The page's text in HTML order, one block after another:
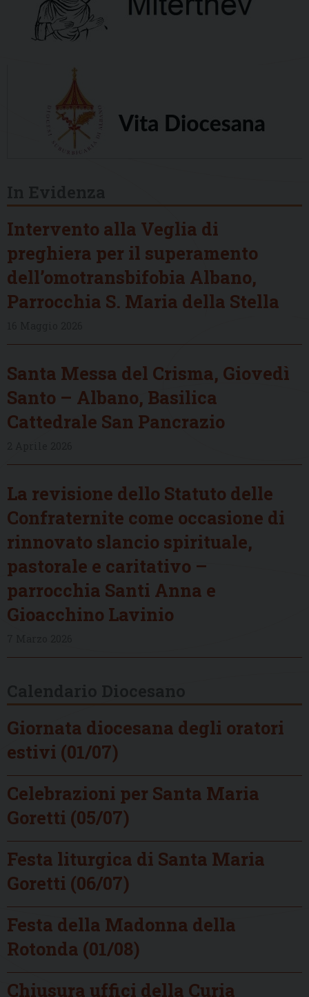
Intervento alla Veglia di
preghiera per il superamento
dell’omotransbifobia Albano,
Parrocchia S. Maria della Stella
Santa Messa del Crisma, Giovedì
Santo – Albano, Basilica
Cattedrale San Pancrazio
La revisione dello Statuto delle
Confraternite come occasione di
rinnovato slancio spirituale,
pastorale e caritativo –
parrocchia Santi Anna e
Gioacchino Lavinio
Giornata diocesana degli oratori
estivi (01/07)
Celebrazioni per Santa Maria
Goretti (05/07)
Festa liturgica di Santa Maria
Goretti (06/07)
Festa della Madonna della
Rotonda (01/08)
Chiusura uffici della Curia